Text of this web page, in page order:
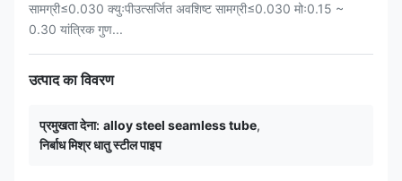
सामग्री≤0.030 क्युःपीउत्सर्जित अवशिष्ट सामग्री≤0.030 मोः0.15 ~
0.30 यांत्रिक गुण...
उत्पाद का विवरण
प्रमुखता देना: alloy steel seamless tube,
निर्बाध मिश्र धातु स्टील पाइप